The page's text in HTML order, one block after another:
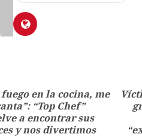
fuego en la cocina, me
“Top Chef”
a encontrar sus
y nos divertimos